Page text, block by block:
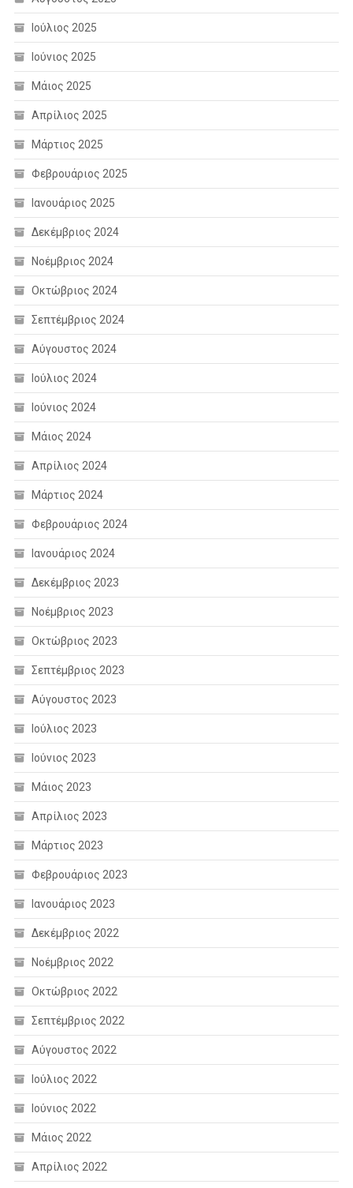
Ιούλιος 2025
Ιούνιος 2025
Μάιος 2025
Απρίλιος 2025
Μάρτιος 2025
Φεβρουάριος 2025
Ιανουάριος 2025
Δεκέμβριος 2024
Νοέμβριος 2024
Οκτώβριος 2024
Σεπτέμβριος 2024
Αύγουστος 2024
Ιούλιος 2024
Ιούνιος 2024
Μάιος 2024
Απρίλιος 2024
Μάρτιος 2024
Φεβρουάριος 2024
Ιανουάριος 2024
Δεκέμβριος 2023
Νοέμβριος 2023
Οκτώβριος 2023
Σεπτέμβριος 2023
Αύγουστος 2023
Ιούλιος 2023
Ιούνιος 2023
Μάιος 2023
Απρίλιος 2023
Μάρτιος 2023
Φεβρουάριος 2023
Ιανουάριος 2023
Δεκέμβριος 2022
Νοέμβριος 2022
Οκτώβριος 2022
Σεπτέμβριος 2022
Αύγουστος 2022
Ιούλιος 2022
Ιούνιος 2022
Μάιος 2022
Απρίλιος 2022